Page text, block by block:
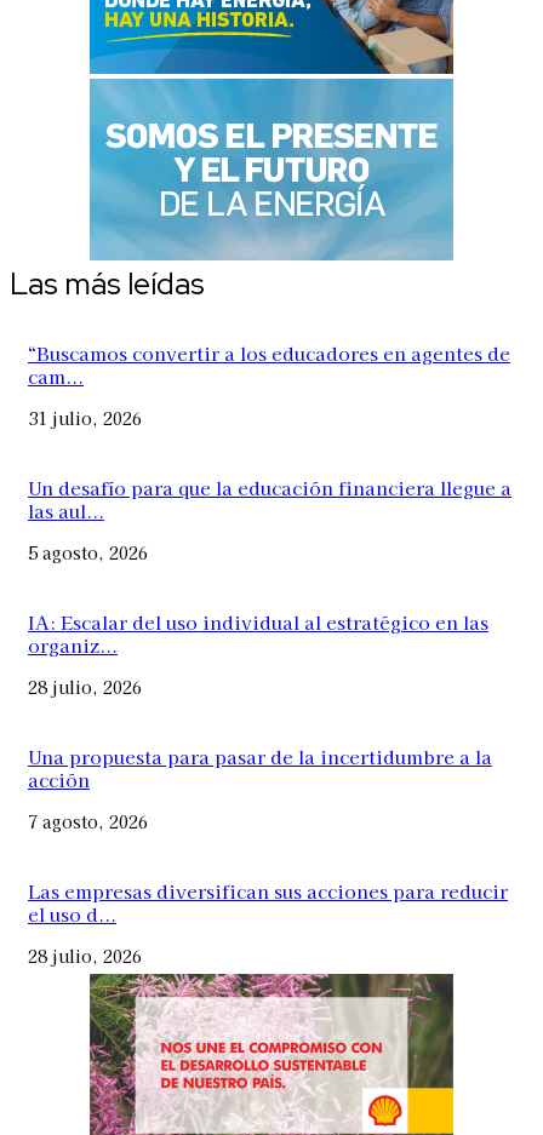
Las más leídas
“Buscamos convertir a los educadores en agentes de
cam...
31 julio, 2026
Un desafío para que la educación financiera llegue a
las aul...
5 agosto, 2026
IA: Escalar del uso individual al estratégico en las
organiz...
28 julio, 2026
Una propuesta para pasar de la incertidumbre a la
acción
7 agosto, 2026
Las empresas diversifican sus acciones para reducir
el uso d...
28 julio, 2026